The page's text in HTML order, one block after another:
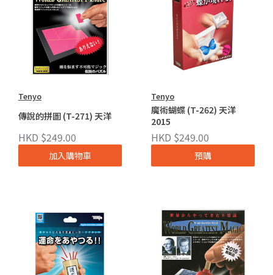
Tenyo
傳說的拼圖 (T-271) 天洋
HKD $249.00
加入購物車
Tenyo
魔術蝴蝶 (T-262) 天洋
2015
HKD $249.00
預購